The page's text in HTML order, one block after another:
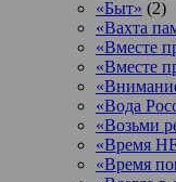
«Быт» (2)
«Вахта
«Вместе
«Вместе
«Вода
«Возьми
«Время
«Время